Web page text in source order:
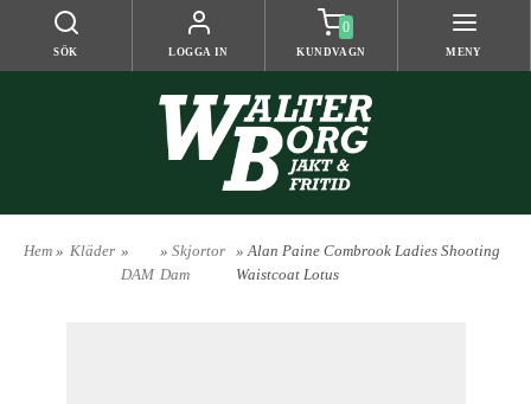
SÖK LOGGA IN
0
KUNDVAGN MENY
Hem » Kläder »
DAM
» Skjortor
Dam
» Alan Paine Combrook Ladies Shooting
Waistcoat Lotus